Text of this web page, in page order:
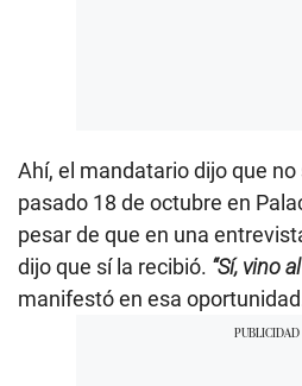
Ahí, el mandatario dijo que no
pasado 18 de octubre en
pesar de que en una
dijo que sí la recibió. “Sí, vino
manifestó en esa